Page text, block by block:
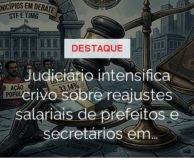
Judiciário intensifica
crivo sobre reajustes
salariais de prefeitos e
secretários em
municípios mineiros
DESTAQUE